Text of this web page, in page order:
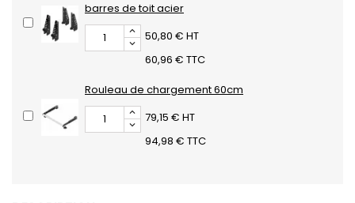
barres de toit acier
50,80 € HT
60,96 € TTC
Rouleau de chargement 60cm
79,15 € HT
94,98 € TTC